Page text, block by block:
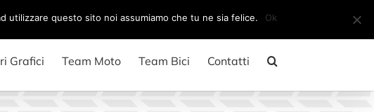
Il mio account CARRELLO
Grafici Team Moto Team Bici Contatti
utilizzare questo sito noi assumiamo che tu ne sia felice. Ok